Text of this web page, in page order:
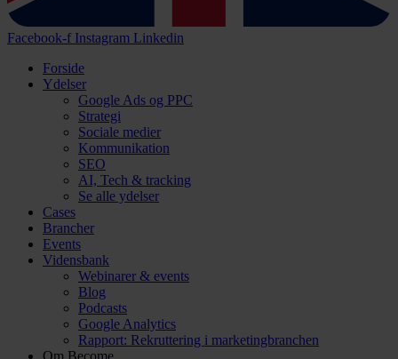
Facebook-f Instagram Linkedin
Forside
Ydelser
Google Ads og PPC
Strategi
Sociale medier
Kommunikation
SEO
AI, Tech & tracking
Se alle ydelser
Cases
Brancher
Events
Vidensbank
Webinarer & events
Blog
Podcasts
Google Analytics
Rapport: Rekruttering i marketingbranchen
Om Become